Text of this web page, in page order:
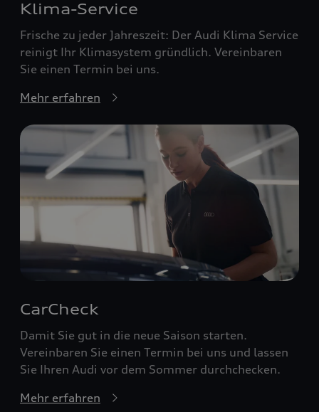
Klima-Service
Frische zu jeder Jahreszeit: Der Audi Klima Service
reinigt Ihr Klimasystem gründlich. Vereinbaren
Sie einen Termin bei uns.
Mehr erfahren
CarCheck
Damit Sie gut in die neue Saison starten.
Vereinbaren Sie einen Termin bei uns und lassen
Sie Ihren Audi vor dem Sommer durchchecken.
Mehr erfahren